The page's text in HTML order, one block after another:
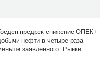
предрек снижение ОПЕК+
нефти в четыре раза
заявленного: Рынки: